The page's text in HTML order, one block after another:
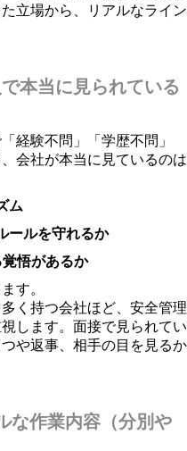
立場から、リアルなライン
本当に見られている
経験不問」「学歴不問」
会社が本当に見ているのは
ム
ールを守れるか
悟があるか
す。
く持つ会社ほど、安全管理
します。面接で見られてい
や返事、相手の目を見るか
な作業内容（分別や